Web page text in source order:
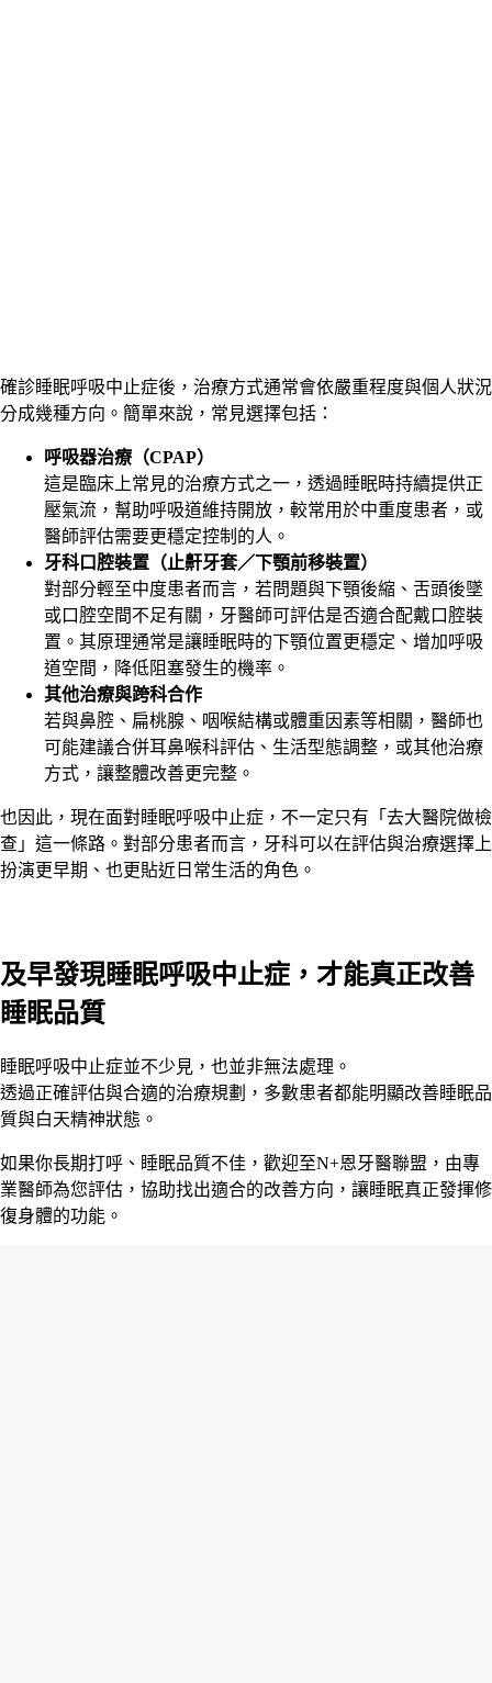
確診睡眠呼吸中止症後，治療方式通常會依嚴重程度與個人狀況
分成幾種方向。簡單來說，常見選擇包括：
呼吸器治療（CPAP）
這是臨床上常見的治療方式之一，透過睡眠時持續提供正
壓氣流，幫助呼吸道維持開放，較常用於中重度患者，或
醫師評估需要更穩定控制的人。
牙科口腔裝置（止鼾牙套／下顎前移裝置）
對部分輕至中度患者而言，若問題與下顎後縮、舌頭後墜
或口腔空間不足有關，牙醫師可評估是否適合配戴口腔裝
置。其原理通常是讓睡眠時的下顎位置更穩定、增加呼吸
道空間，降低阻塞發生的機率。
其他治療與跨科合作
若與鼻腔、扁桃腺、咽喉結構或體重因素等相關，醫師也
可能建議合併耳鼻喉科評估、生活型態調整，或其他治療
方式，讓整體改善更完整。
也因此，現在面對睡眠呼吸中止症，不一定只有「去大醫院做檢
查」這一條路。對部分患者而言，牙科可以在評估與治療選擇上
扮演更早期、也更貼近日常生活的角色。
及早發現睡眠呼吸中止症，才能真正改善
睡眠品質
睡眠呼吸中止症並不少見，也並非無法處理。
透過正確評估與合適的治療規劃，多數患者都能明顯改善睡眠品
質與白天精神狀態。
如果你長期打呼、睡眠品質不佳，歡迎至N+恩牙醫聯盟，由專
業醫師為您評估，協助找出適合的改善方向，讓睡眠真正發揮修
復身體的功能。